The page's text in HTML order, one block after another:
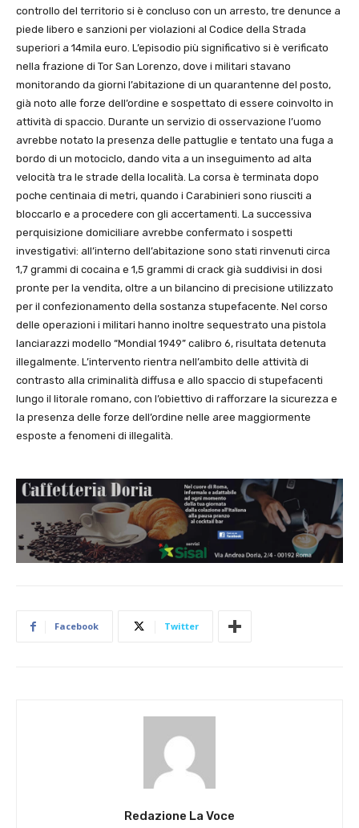
controllo del territorio si è concluso con un arresto, tre denunce a
piede libero e sanzioni per violazioni al Codice della Strada
superiori a 14mila euro. L’episodio più significativo si è verificato
nella frazione di Tor San Lorenzo, dove i militari stavano
monitorando da giorni l’abitazione di un quarantenne del posto,
già noto alle forze dell’ordine e sospettato di essere coinvolto in
attività di spaccio. Durante un servizio di osservazione l’uomo
avrebbe notato la presenza delle pattuglie e tentato una fuga a
bordo di un motociclo, dando vita a un inseguimento ad alta
velocità tra le strade della località. La corsa è terminata dopo
poche centinaia di metri, quando i Carabinieri sono riusciti a
bloccarlo e a procedere con gli accertamenti. La successiva
perquisizione domiciliare avrebbe confermato i sospetti
investigativi: all’interno dell’abitazione sono stati rinvenuti circa
1,7 grammi di cocaina e 1,5 grammi di crack già suddivisi in dosi
pronte per la vendita, oltre a un bilancino di precisione utilizzato
per il confezionamento della sostanza stupefacente. Nel corso
delle operazioni i militari hanno inoltre sequestrato una pistola
lanciarazzi modello “Mondial 1949” calibro 6, risultata detenuta
illegalmente. L’intervento rientra nell’ambito delle attività di
contrasto alla criminalità diffusa e allo spaccio di stupefacenti
lungo il litorale romano, con l’obiettivo di rafforzare la sicurezza e
la presenza delle forze dell’ordine nelle aree maggiormente
esposte a fenomeni di illegalità.
Facebook Twitter
Redazione La Voce